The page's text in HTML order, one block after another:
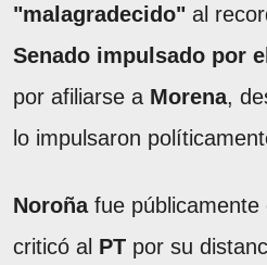
"malagradecido" al
Senado impulsado por
por afiliarse a Morena,
lo impulsaron
Noroñafue públicamente
criticó al PT por su